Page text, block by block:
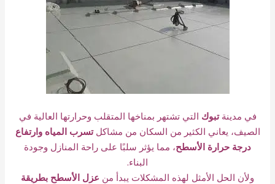
في مدينةتبوك التي تشتهر بمناخها المتقلب وحرارتها العالية في
الصيف، يعاني الكثير من السكان من مشاكلتسرب المياه وارتفاع
درجة حرارة الأسطح، مما يؤثر سلبًا على راحة المنازل وجودة
البناء.
ولأن الحل الأمثل لهذه المشكلات يبدأ من عزل الأسطح بطريقة